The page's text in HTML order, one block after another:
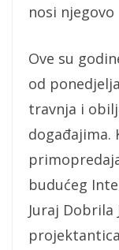
nosi njegovo
Ove su
od
travnja i
događajima.
budućeg
Juraj Dobrila